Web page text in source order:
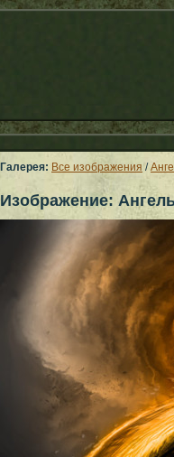
Галерея: Все изображения /
Изображение: